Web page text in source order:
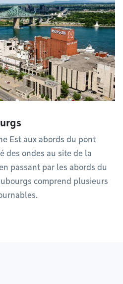
Est aux abords du pont
des ondes au site de la
passant par les abords du
comprend plusieurs